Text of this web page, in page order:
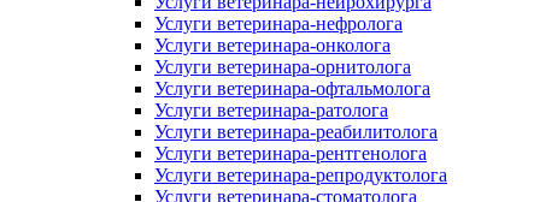
Услуги ветеринара-нефролога
Услуги ветеринара-онколога
Услуги ветеринара-орнитолога
Услуги ветеринара-офтальмолога
Услуги ветеринара-ратолога
Услуги ветеринара-реабилитолога
Услуги ветеринара-рентгенолога
Услуги ветеринара-репродуктолога
Услуги ветеринара-стоматолога